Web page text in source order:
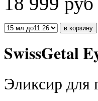
SwissGetal
Эликсир для